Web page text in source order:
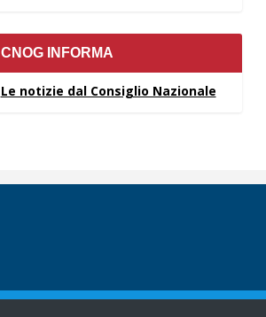
CNOG INFORMA
Le notizie dal Consiglio Nazionale